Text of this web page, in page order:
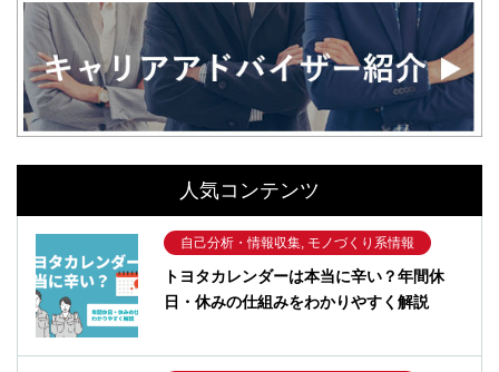
人気コンテンツ
自己分析・情報収集, モノづくり系情報
トヨタカレンダーは本当に辛い？年間休
日・休みの仕組みをわかりやすく解説